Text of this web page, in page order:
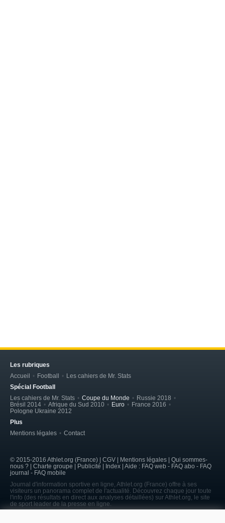
Les rubriques
Accueil
Football
Les cahiers de Mr. Stats
Spécial Football
Les cahiers de Mr. Stats
Coupe du Monde
Russie 2018
Brésil 2014
Afrique du Sud 2010 Euro
France 2016
Pologne Ukraine 2012
Plus
Mentions légales
Contact
© 2015-2016 Athlet.org (France) | CGV | Mentions légales | Qui sommes-
nous ? | Charte groupe | Publicité | Index | Aide : FAQ web - FAQ abo - FAQ
journal - FAQ mobile
Journal d'information sportive en ligne, Athlet.org (France) offre à ses
visiteurs un panorama complet de l'actualité. Découvrez chaque jour toute
l'info (des résultats en direct aux analyses détaillées) sur Athlet.org, le site
de sport leader de la presse en ligne.